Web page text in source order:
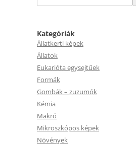
Kategóriák
Állatkerti képek
Állatok
Eukarióta egysejtűek
Formák
Gombák – zuzumók
Kémia
Makró
Mikroszkópos képek
Növények